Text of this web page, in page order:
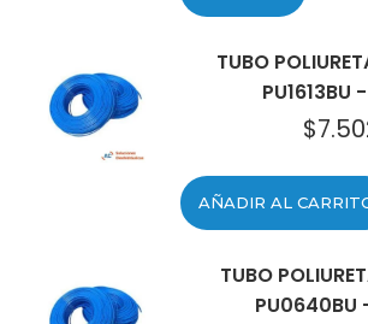
TUBO
PU1613BU
$
AÑADIR AL
TUBO
PU0640BU